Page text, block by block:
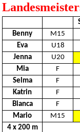
Benny
M15
Eva
U18
Jenna
U20
Mia
F
Selma
F
Katrin
F
Bianca
F
Mario
M15
4 x 200 m